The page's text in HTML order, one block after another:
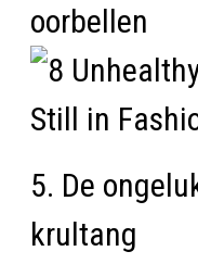
oorbellen
5. De
krultang